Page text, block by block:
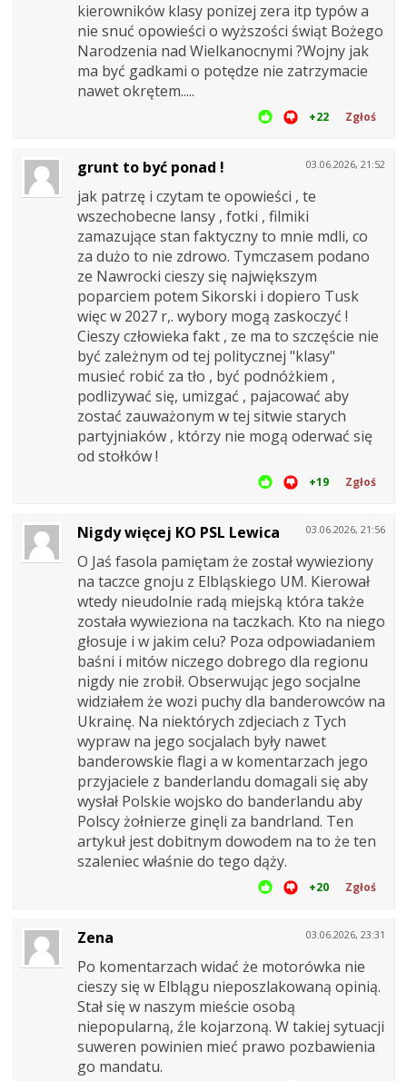
kierowników klasy ponizej zera itp typów a
nie snuć opowieści o wyższości świąt Bożego
Narodzenia nad Wielkanocnymi ?Wojny jak
ma być gadkami o potędze nie zatrzymacie
nawet okrętem.....
+22 Zgłoś
03.06.2026, 21:52
grunt to być ponad !
jak patrzę i czytam te opowieści , te
wszechobecne lansy , fotki , filmiki
zamazujące stan faktyczny to mnie mdli, co
za dużo to nie zdrowo. Tymczasem podano
ze Nawrocki cieszy się największym
poparciem potem Sikorski i dopiero Tusk
więc w 2027 r,. wybory mogą zaskoczyć !
Cieszy człowieka fakt , ze ma to szczęście nie
być zależnym od tej politycznej "klasy"
musieć robić za tło , być podnóżkiem ,
podlizywać się, umizgać , pajacować aby
zostać zauważonym w tej sitwie starych
partyjniaków , którzy nie mogą oderwać się
od stołków !
+19 Zgłoś
03.06.2026, 21:56
Nigdy więcej KO PSL Lewica
O Jaś fasola pamiętam że został wywieziony
na taczce gnoju z Elbląskiego UM. Kierował
wtedy nieudolnie radą miejską która także
została wywieziona na taczkach. Kto na niego
głosuje i w jakim celu? Poza odpowiadaniem
baśni i mitów niczego dobrego dla regionu
nigdy nie zrobił. Obserwując jego socjalne
widziałem że wozi puchy dla banderowców na
Ukrainę. Na niektórych zdjeciach z Tych
wypraw na jego socjalach były nawet
banderowskie flagi a w komentarzach jego
przyjaciele z banderlandu domagali się aby
wysłał Polskie wojsko do banderlandu aby
Polscy żołnierze ginęli za bandrland. Ten
artykuł jest dobitnym dowodem na to że ten
szaleniec właśnie do tego dąży.
+20 Zgłoś
03.06.2026, 23:31
Zena
Po komentarzach widać że motorówka nie
cieszy się w Elblągu nieposzlakowaną opinią.
Stał się w naszym mieście osobą
niepopularną, źle kojarzoną. W takiej sytuacji
suweren powinien mieć prawo pozbawienia
go mandatu.